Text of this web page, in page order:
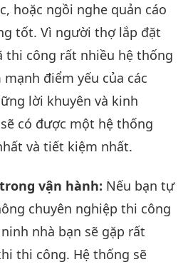
hoặc ngồi nghe quản cáo
tốt. Vì người thợ lắp đặt
thi công rất nhiều hệ thống
điểm yếu của các
lời khuyên và kinh
có được một hệ thống
và tiết kiệm nhất.
vận hành: Nếu bạn tự
chuyên nghiệp thi công
nhà bạn sẽ gặp rất
thi công. Hệ thống sẽ